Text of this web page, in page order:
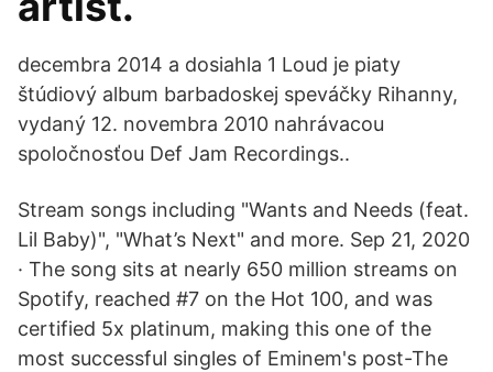
decembra 2014 a dosiahla 1 Loud je piaty
štúdiový album barbadoskej speváčky Rihanny,
vydaný 12. novembra 2010 nahrávacou
spoločnosťou Def Jam Recordings..
Stream songs including "Wants and Needs (feat.
Lil Baby)", "What’s Next" and more. Sep 21, 2020
· The song sits at nearly 650 million streams on
Spotify, reached #7 on the Hot 100, and was
certified 5x platinum, making this one of the
most successful singles of Eminem's post-The